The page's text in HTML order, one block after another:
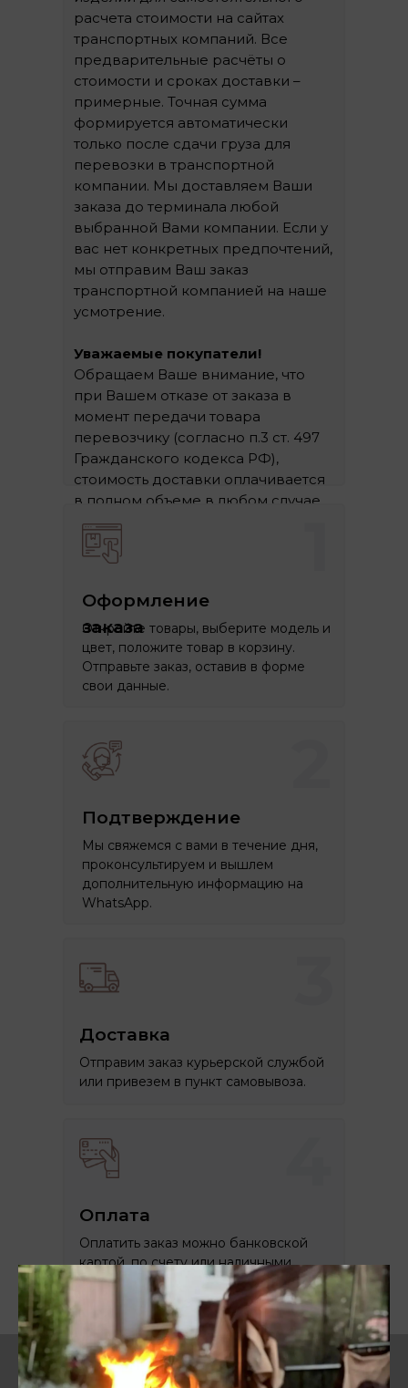
расчета стоимости на сайтах
транспортных компаний. Все
предварительные расчёты о
стоимости и сроках доставки –
примерные. Точная сумма
формируется автоматически
только после сдачи груза для
перевозки в транспортной
компании. Мы доставляем Ваши
заказа до терминала любой
выбранной Вами компании. Если у
вас нет конкретных предпочтений,
мы отправим Ваш заказ
транспортной компанией на наше
усмотрение.
Уважаемые покупатели!
Обращаем Ваше внимание, что
при Вашем отказе от заказа в
момент передачи товара
перевозчику (согласно п.3 ст. 497
Гражданского кодекса РФ),
стоимость доставки оплачивается
в полном объеме в любом случае.
Оформление
заказа
Откройте товары, выберите модель и
цвет, положите товар в корзину.
Отправьте заказ, оставив в форме
свои данные.
Оплата
Оплатить заказ можно банковской
картой, по счету или наличными
при самовывозе.
Доставка
Отправим заказ курьерской службой
или привезем в пункт самовывоза.
Подтверждение
Мы свяжемся с вами в течение дня,
проконсультируем и вышлем
дополнительную информацию на
WhatsApp.